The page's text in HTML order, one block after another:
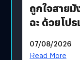
ถูกใจสายมั
ฉะ ด้วยโป
มีภาษาไทย
07/08/2026
Read More